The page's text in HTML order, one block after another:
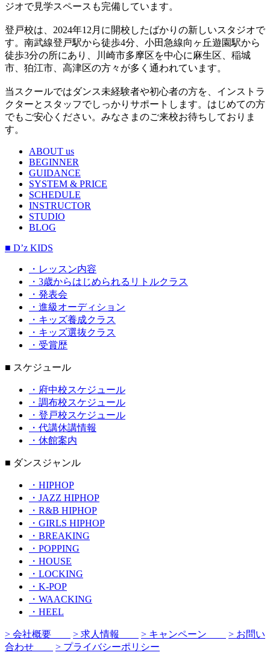
ジオで見学スペースも完備しています。
登戸校は、2024年12月に開校したばかりの新しいスタジオで
す。南武線登戸駅から徒歩4分、小田急線向ヶ丘遊園駅から
徒歩3分の所にあり、川崎市多摩区を中心に麻生区、稲城
市、狛江市、高津区の方々が多く通われています。
当スクールではダンス未経験者や初心者の方を、インストラ
クターとスタッフでしっかりサポートします。はじめての方
でもご安心ください。みなさまのご来校お待ちしておりま
す。
ABOUT us
BEGINNER
GUIDANCE
SYSTEM & PRICE
SCHEDULE
INSTRUCTOR
STUDIO
BLOG
■ D’z KIDS
・レッスン内容
・3歳からはじめられるリトルクラス
・発表会
・進級オーディション
・キッズ養成クラス
・キッズ選抜クラス
・受賞歴
■ スケジュール
・府中校スケジュール
・調布校スケジュール
・登戸校スケジュール
・代講休講情報
・休館案内
■ ダンスジャンル
・HIPHOP
・JAZZ HIPHOP
・R&B HIPHOP
・GIRLS HIPHOP
・BREAKING
・POPPING
・HOUSE
・LOCKING
・K-POP
・WAACKING
・HEEL
> 会社概要 > 求人情報 > キャンペーン
> お問い
合わせ
> プライバシーポリシー